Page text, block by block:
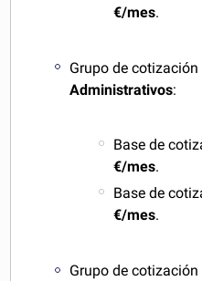
€/mes.
Grupo de
Administrativos:
Base de
€/mes.
Base de
€/mes.
Grupo de